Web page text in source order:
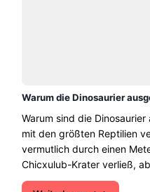
Warum die Dinosaurier
Warum sind die
mit den größten Reptilien
vermutlich durch einen
Chicxulub-Krater verließ,